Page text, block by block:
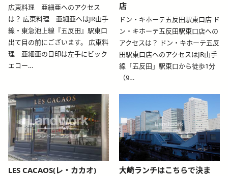
広東料理 亜細亜へのアクセス
は？ 広東料理 亜細亜へはJR山手
線・東急池上線『五反田』駅東口
出て目の前にございます。 広東料
理 亜細亜の目印は左手にビック
エコー…
店
ドン・キホーテ五反田駅東口店 ド
ン・キホーテ五反田駅東口店への
アクセスは？ ドン・キホーテ五反
田駅東口店へのアクセスはJR山手
線「五反田」駅東口から徒歩1分
（9…
blog-relative-card
LES CACAOS(レ・カカオ)
blog-relative-card
大崎ランチはこちらで決ま